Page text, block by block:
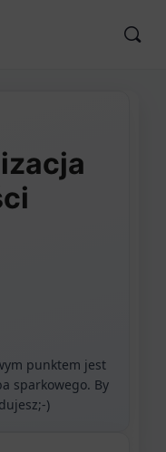
punktem jest
sparkowego. By
)